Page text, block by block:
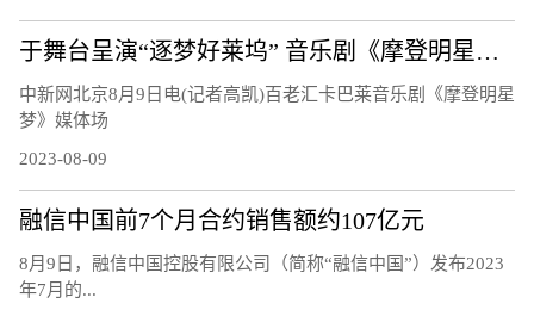
于舞台呈演“逐梦好莱坞” 音乐剧《摩登明星梦》将正式启幕
中新网北京8月9日电(记者高凯)百老汇卡巴莱音乐剧《摩登明星
梦》媒体场
2023-08-09
融信中国前7个月合约销售额约107亿元
8月9日，融信中国控股有限公司（简称“融信中国”）发布2023
年7月的...